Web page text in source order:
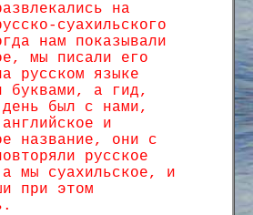
на
суахильского
нам показывали
мы писали его
русском языке
буквами, а гид,
был с нами,
и
название, они с
русское
мы суахильское, и
при этом